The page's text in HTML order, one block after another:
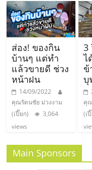
ส่อง! ของกิน
บ้านๆ แต่ทำ
แล้วขายดี ช่วง
หน้าฝน
14/09/2022
คุณรัตนชัย ม่วงงาม
(เปี๊ยก)
3,064
views
3
ไ
ข้
บุ
คุ
(เ
Main Sponsors